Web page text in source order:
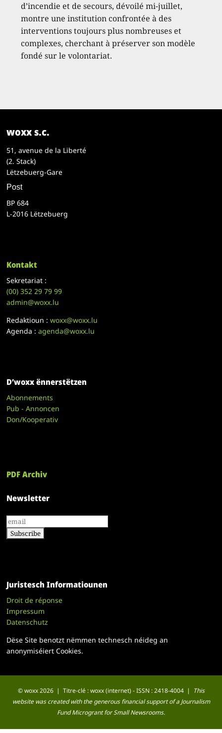
d’incendie et de secours, dévoilé mi-juillet,
montre une institution confrontée à des
interventions toujours plus nombreuses et
complexes, cherchant à préserver son modèle
fondé sur le volontariat.
woxx s.c.
51, avenue de la Liberté
(2. Stack)
Lëtzebuerg-Gare
Post
BP 684
L-2016 Lëtzebuerg
Kontakt
Sekretariat :
(00)352 29 79 99
admin@woxx.lu
Redaktioun :woxx@woxx.lu
Agenda :agenda@woxx.lu
D’woxx ënnerstëtzen
Abonnements
Pub - Annoncen
Don/Kooperativ
PDF Archiv
Newsletter
Juristesch Informatiounen
Droit de réponse
Impressum
Datenschutz
Dëse Site benotzt nëmmen technesch néideg an
anonymiséiert Cookies.
© woxx 2026 | Titre-clé : woxx (internet) - ISSN : 2418-4004 |
This
website was created with the generous financial support of a Journalism
Fund Microgrant for Small Newsrooms.